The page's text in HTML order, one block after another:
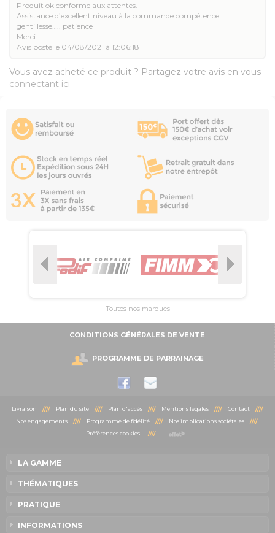
Produit ok conforme aux attentes.
Assistance d’excellent niveau à la commande compétence
gentillesse….. patience
Merci
Avis posté le 04/08/2021 à 12:06:18
Vous avez acheté ce produit ? Partagez votre avis en vous
connectant ici
Toutes nos marques
CONDITIONS GÉNÉRALES DE VENTE
PROGRAMME DE PARRAINAGE
Livraison //// Plan du site //// Plan d'accès //// Mentions légales //// Contact ////
Nos engagements//// Programme de fidélité//// Nos implications sociétales////
Préférences cookies
////
LA GAMME
THÉMATIQUES
PRATIQUE
INFORMATIONS